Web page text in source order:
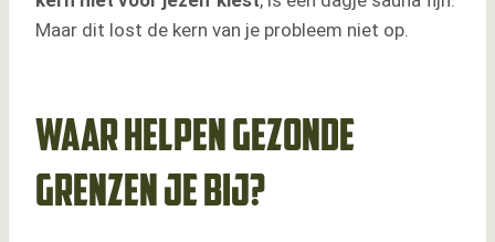
Maar dit lost de kern van je probleem niet op.
Waar helpen gezonde
grenzen je bij?